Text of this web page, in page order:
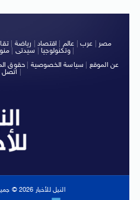
مصر عرب عالم اقتصاد رياضة |
وتكنولوجيا| سيدتى
|
عن الموقع
سياسة الخصوصية حقوق
اتصل
النيل للأخبار 2026 © جميع الحقوق محفوظة.